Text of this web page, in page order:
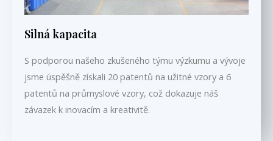
Silná kapacita
S podporou našeho zkušeného týmu výzkumu a vývoje
jsme úspěšně získali 20 patentů na užitné vzory a 6
patentů na průmyslové vzory, což dokazuje náš
závazek k inovacím a kreativitě.